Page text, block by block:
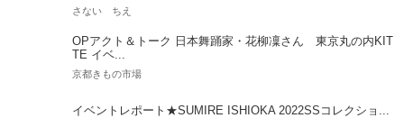
さない ちえ
OPアクト＆トーク 日本舞踊家・花柳凜さん 東京丸の内KIT
TE イベ...
京都きもの市場
イベントレポート★SUMIRE ISHIOKA 2022SSコレクショ...